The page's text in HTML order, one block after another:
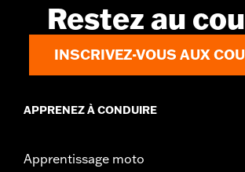
Restez au
INSCRIVEZ-VOUS AUX
APPRENEZ À CONDUIRE
Apprentissage moto